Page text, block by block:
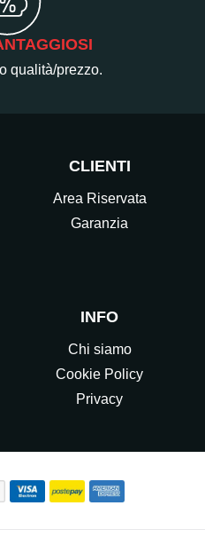
qualità/prezzo.
CLIENTI
Area Riservata
Garanzia
INFO
Chi siamo
Cookie Policy
Privacy